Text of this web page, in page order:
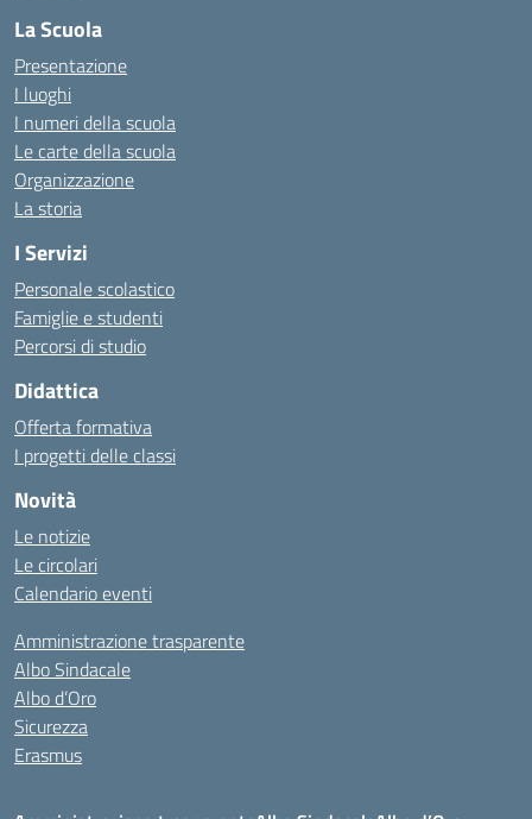
La Scuola
Presentazione
I luoghi
I numeri della scuola
Le carte della scuola
Organizzazione
La storia
I Servizi
Personale scolastico
Famiglie e studenti
Percorsi di studio
Didattica
Offerta formativa
I progetti delle classi
Novità
Le notizie
Le circolari
Calendario eventi
Amministrazione trasparente
Albo Sindacale
Albo d’Oro
Sicurezza
Erasmus